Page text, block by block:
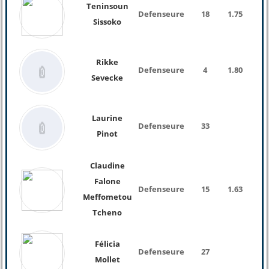
Teninsoun
Sissoko
Defenseure 18 1.75
Rikke
Sevecke
Defenseure 4 1.80
Laurine
Pinot
Defenseure 33
Claudine
Falone
Meffometou
Tcheno
Defenseure 15 1.63
Félicia
Mollet
Defenseure 27